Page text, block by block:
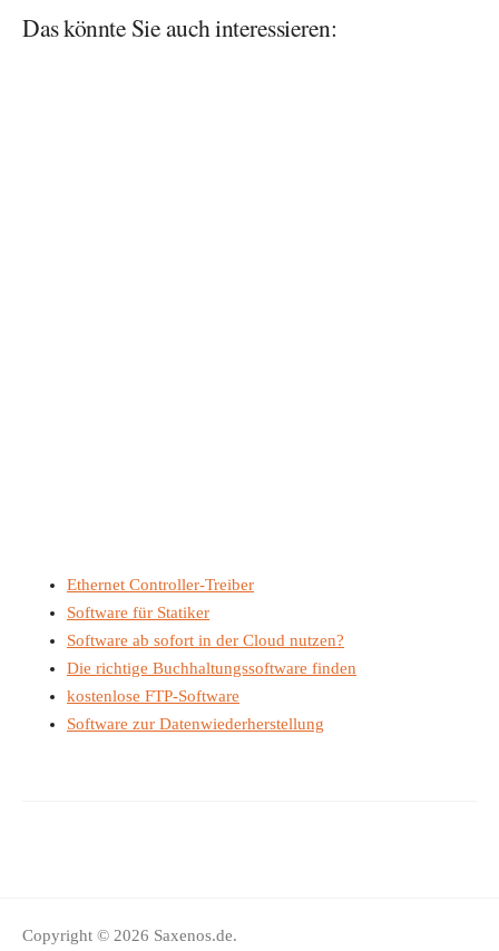
Das könnte Sie auch interessieren:
Ethernet Controller-Treiber
Software für Statiker
Software ab sofort in der Cloud nutzen?
Die richtige Buchhaltungssoftware finden
kostenlose FTP-Software
Software zur Datenwiederherstellung
Copyright © 2026 Saxenos.de.